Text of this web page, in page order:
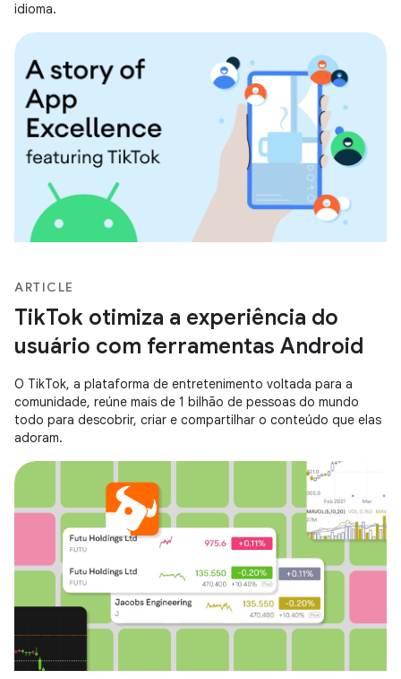
idioma.
ARTICLE
TikTok otimiza a experiência do
usuário com ferramentas Android
O TikTok, a plataforma de entretenimento voltada para a
comunidade, reúne mais de 1 bilhão de pessoas do mundo
todo para descobrir, criar e compartilhar o conteúdo que elas
adoram.